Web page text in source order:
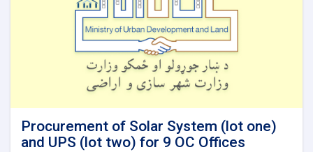
Procurement of Solar System (lot one)
and UPS (lot two) for 9 OC Offices